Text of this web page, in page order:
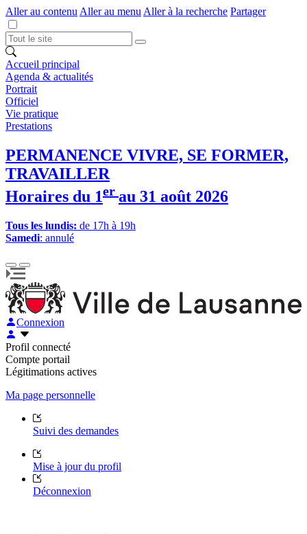
Aller au contenu Aller au menu Aller à la recherche Partager
Accueil principal
Agenda & actualités
Portrait
Officiel
Vie pratique
Prestations
PERMANENCE VIVRE, SE FORMER,
TRAVAILLER
Horaires du 1er au 31 août 2026
Tous les lundis: de 17h à 19h
Samedi: annulé
Connexion
Profil connecté
Compte portail
Légitimations actives
Ma page personnelle
Suivi des demandes
Mise à jour du profil
Déconnexion